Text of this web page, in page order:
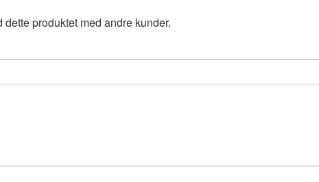
produktet med andre kunder.